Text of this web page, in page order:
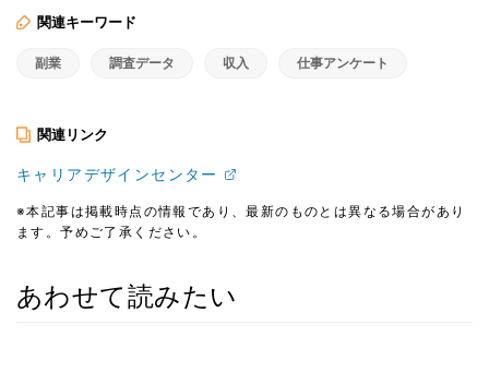
関連キーワード
副業 調査データ 収入 仕事アンケート
関連リンク
キャリアデザインセンター
※本記事は掲載時点の情報であり、最新のものとは異なる場合があり
ます。予めご了承ください。
あわせて読みたい